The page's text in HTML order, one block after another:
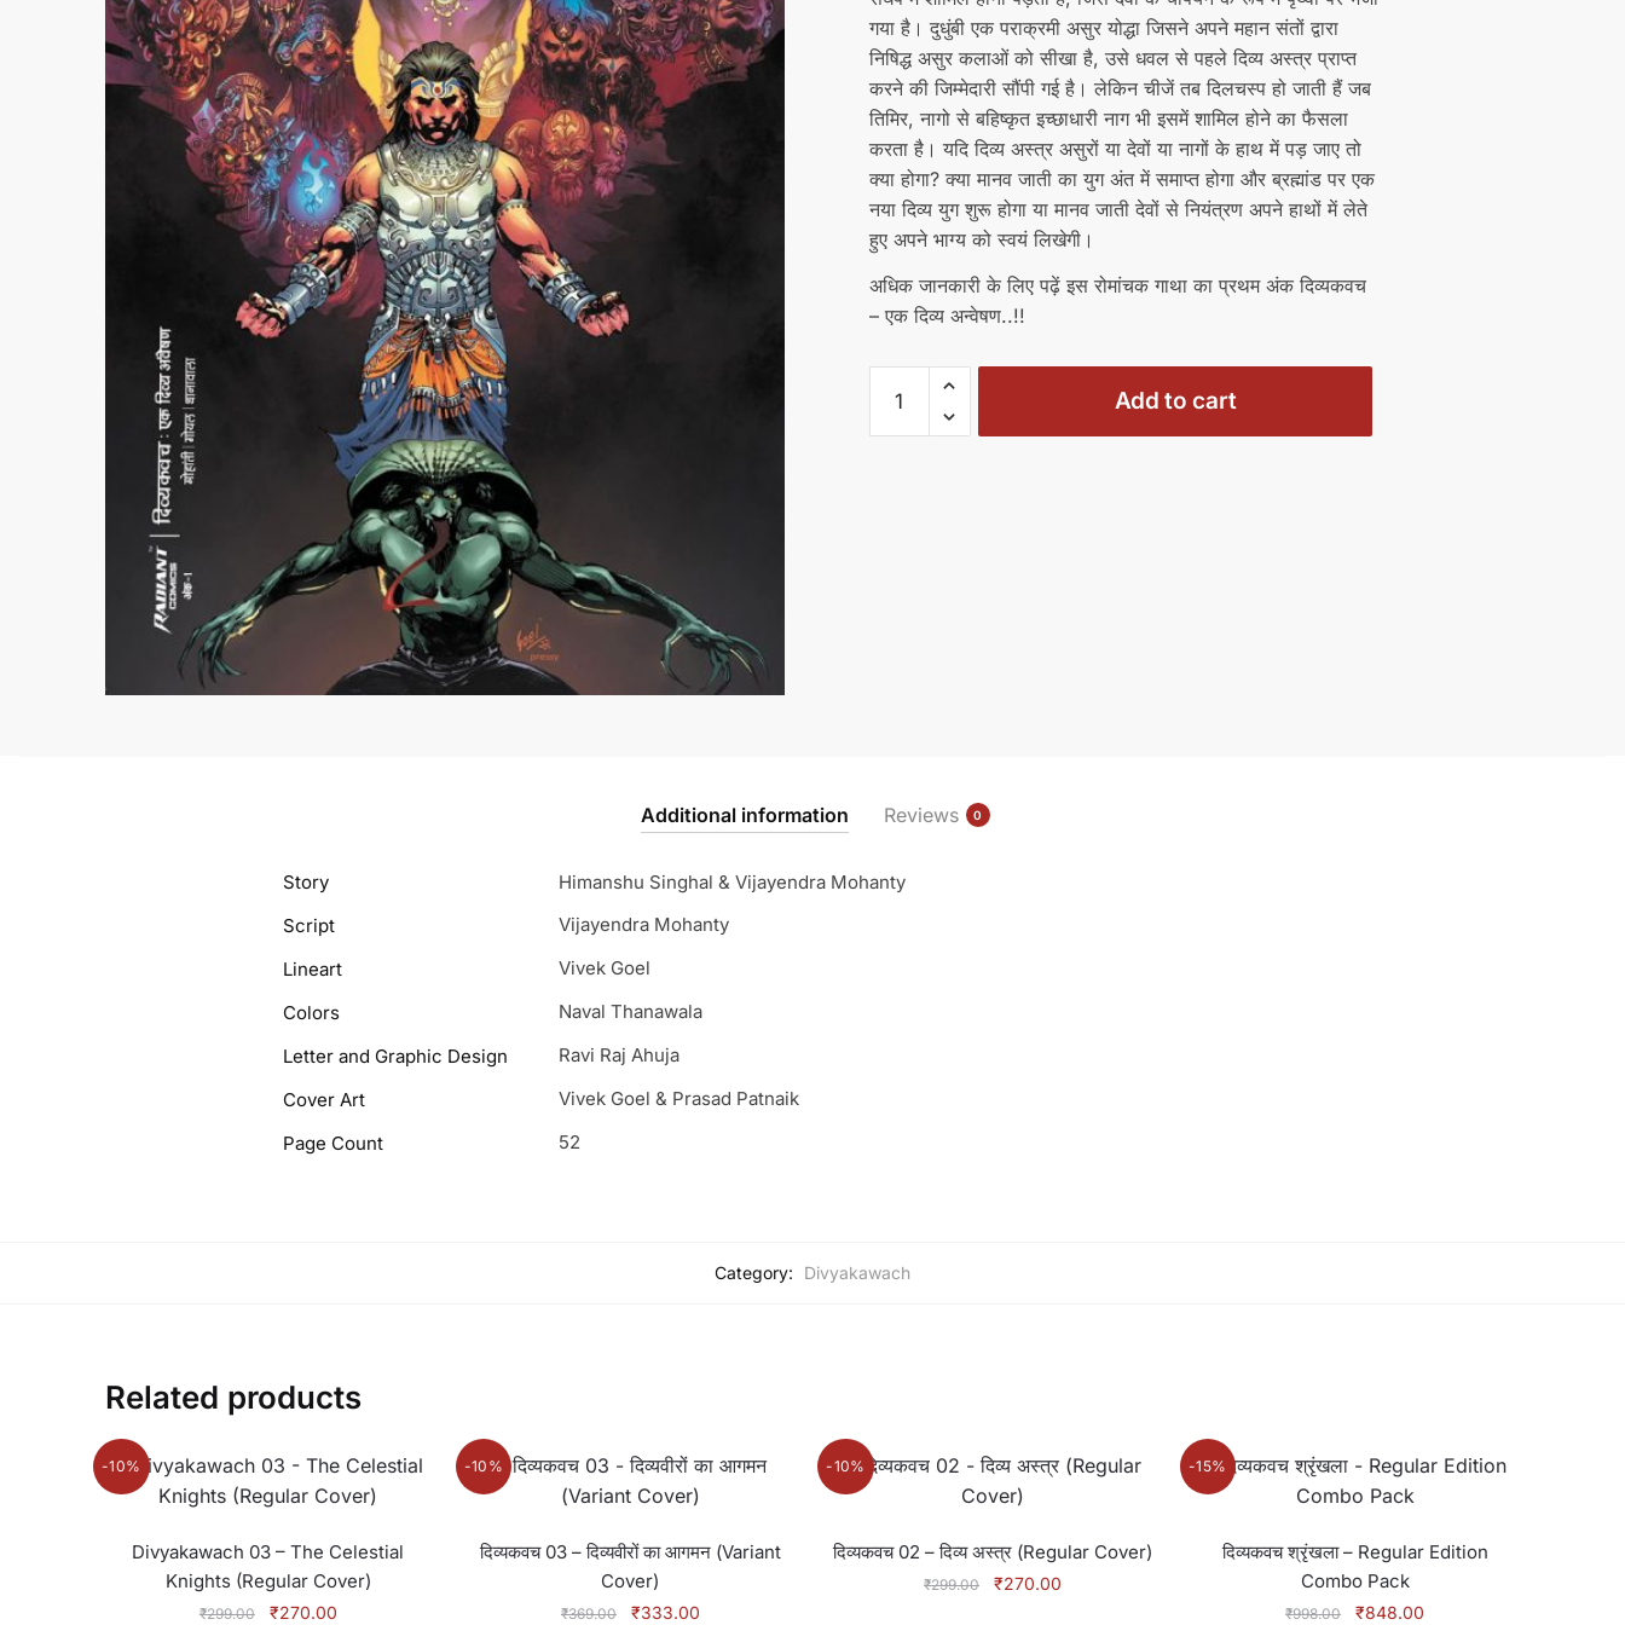
गया है। दुधुंबी एक पराक्रमी असुर योद्धा जिसने अपने महान संतों द्वारा
निषिद्ध असुर कलाओं को सीखा है, उसे धवल से पहले दिव्य अस्त्र प्राप्त
करने की जिम्मेदारी सौंपी गई है। लेकिन चीजें तब दिलचस्प हो जाती हैं जब
तिमिर, नागो से बहिष्कृत इच्छाधारी नाग भी इसमें शामिल होने का फैसला
करता है। यदि दिव्य अस्त्र असुरों या देवों या नागों के हाथ में पड़ जाए तो
क्या होगा? क्या मानव जाती का युग अंत में समाप्त होगा और ब्रह्मांड पर एक
नया दिव्य युग शुरू होगा या मानव जाती देवों से नियंत्रण अपने हाथों में लेते
हुए अपने भाग्य को स्वयं लिखेगी।
अधिक जानकारी के लिए पढ़ें इस रोमांचक गाथा का प्रथम अंक दिव्यकवच
– एक दिव्य अन्वेषण..!!
-
Add to cart
Additional information Reviews 0
Story
Himanshu Singhal & Vijayendra Mohanty
Script
Vijayendra Mohanty
Lineart
Vivek Goel
Colors
Naval Thanawala
Letter and Graphic Design
Ravi Raj Ahuja
Cover Art
Vivek Goel & Prasad Patnaik
Page Count
52
Category: Divyakawach
Related products
-10%
Divyakawach 03 – The Celestial
Knights (Regular Cover)
₹299.00
Original
₹270.00Current
-10%
दिव्यकवच 03 – दिव्यवीरों का आगमन (Variant
Cover)
₹369.00
Original
₹333.00Current
-10%
दिव्यकवच 02 – दिव्य अस्त्र (Regular Cover)
₹299.00
Original
₹270.00
-15%
दिव्यकवच श्रृंखला – Regular Edition
Combo Pack
₹998.00
Original
₹848.00